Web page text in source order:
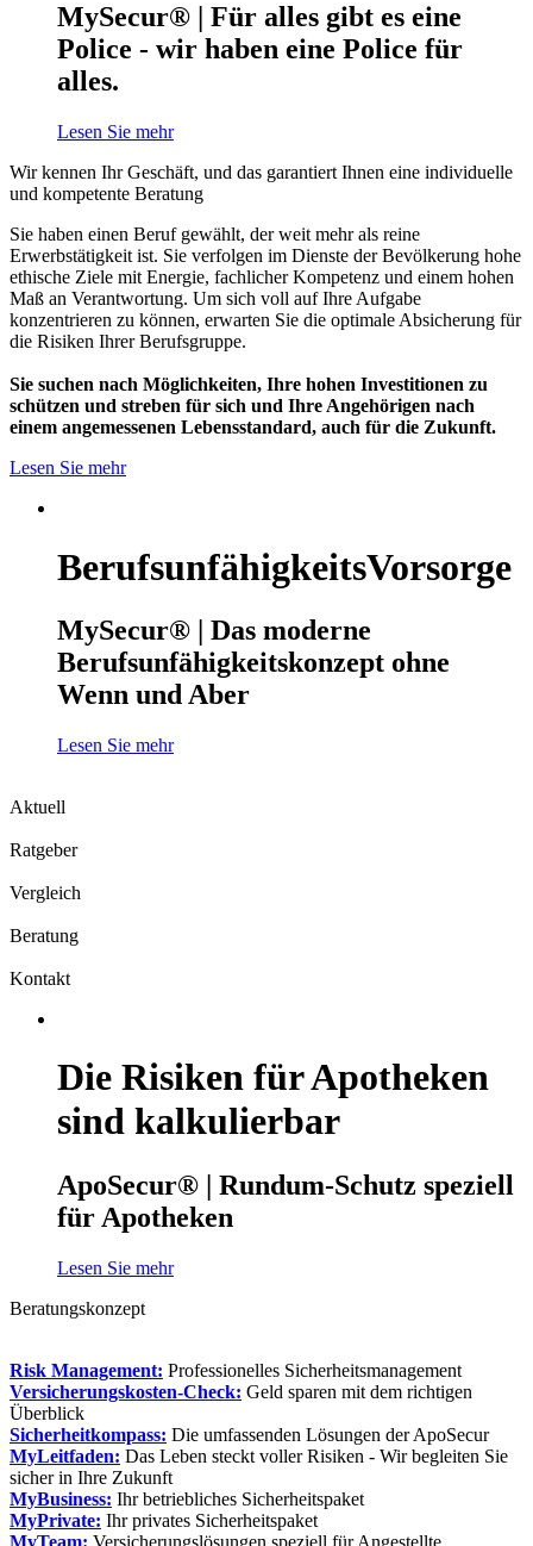
MySecur® | Für alles gibt es eine
Police - wir haben eine Police für
alles.
Lesen Sie mehr
Wir kennen Ihr Geschäft, und das garantiert Ihnen eine individuelle
und kompetente Beratung
Sie haben einen Beruf gewählt, der weit mehr als reine
Erwerbstätigkeit ist. Sie verfolgen im Dienste der Bevölkerung hohe
ethische Ziele mit Energie, fachlicher Kompetenz und einem hohen
Maß an Verantwortung. Um sich voll auf Ihre Aufgabe
konzentrieren zu können, erwarten Sie die optimale Absicherung für
die Risiken Ihrer Berufsgruppe.
Sie suchen nach Möglichkeiten, Ihre hohen Investitionen zu
schützen und streben für sich und Ihre Angehörigen nach
einem angemessenen Lebensstandard, auch für die Zukunft.
Lesen Sie mehr
BerufsunfähigkeitsVorsorge
MySecur® | Das moderne
Berufsunfähigkeitskonzept ohne
Wenn und Aber
Lesen Sie mehr
Aktuell
Ratgeber
Vergleich
Beratung
Kontakt
Die Risiken für Apotheken
sind kalkulierbar
ApoSecur® | Rundum-Schutz speziell
für Apotheken
Lesen Sie mehr
Beratungskonzept
Risk Management: Professionelles Sicherheitsmanagement
Versicherungskosten-Check: Geld sparen mit dem richtigen
Überblick
Sicherheitkompass: Die umfassenden Lösungen der ApoSecur
MyLeitfaden: Das Leben steckt voller Risiken - Wir begleiten Sie
sicher in Ihre Zukunft
MyBusiness: Ihr betriebliches Sicherheitspaket
MyPrivate: Ihr privates Sicherheitspaket
MyTeam: Versicherungslösungen speziell für Angestellte